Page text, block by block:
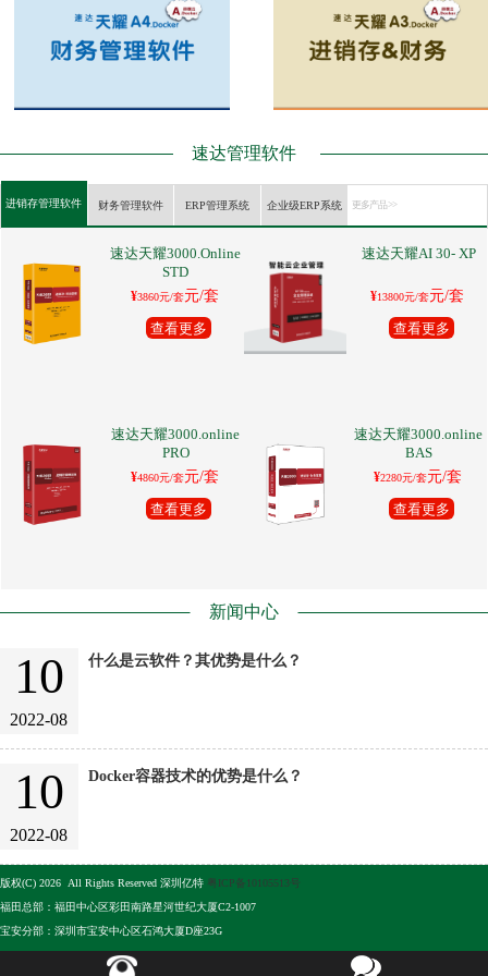
速达管理软件
进销存管理软件 财务管理软件 ERP管理系统 企业级ERP系统 更多产品 >>
速达天耀3000.Online
STD
¥3860元/套元/套
查看更多
速达天耀AI 30- XP
¥13800元/套元/套
查看更多
速达天耀3000.online
PRO
¥4860元/套元/套
查看更多
速达天耀3000.online
BAS
¥2280元/套元/套
查看更多
新闻中心
10
2022-08
什么是云软件？其优势是什么？
10
2022-08
Docker容器技术的优势是什么？
版权(C) 2026 All Rights Reserved 深圳亿特 粤ICP备10105513号
福田总部：福田中心区彩田南路星河世纪大厦C2-1007
宝安分部：深圳市宝安中心区石鸿大厦D座23G